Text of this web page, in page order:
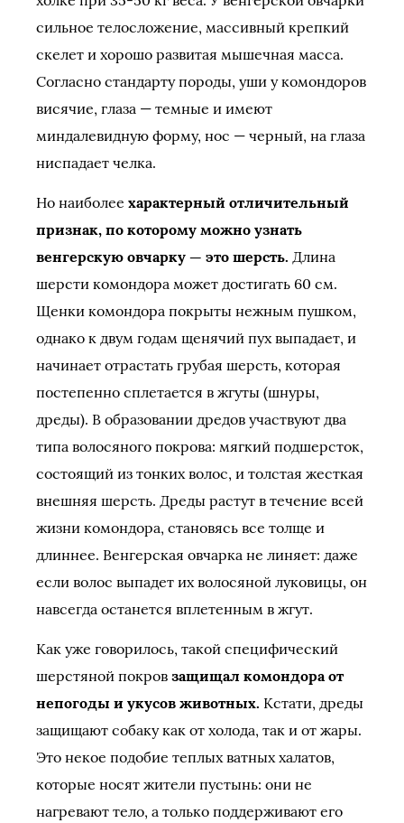
сильное телосложение, массивный крепкий
скелет и хорошо развитая мышечная масса.
Согласно стандарту породы, уши у комондоров
висячие, глаза — темные и имеют
миндалевидную форму, нос — черный, на глаза
ниспадает челка.
Но наиболее характерный отличительный
признак, по которому можно узнать
венгерскую овчарку — это шерсть. Длина
шерсти комондора может достигать 60 см.
Щенки комондора покрыты нежным пушком,
однако к двум годам щенячий пух выпадает, и
начинает отрастать грубая шерсть, которая
постепенно сплетается в жгуты (шнуры,
дреды). В образовании дредов участвуют два
типа волосяного покрова: мягкий подшерсток,
состоящий из тонких волос, и толстая жесткая
внешняя шерсть. Дреды растут в течение всей
жизни комондора, становясь все толще и
длиннее. Венгерская овчарка не линяет: даже
если волос выпадет их волосяной луковицы, он
навсегда останется вплетенным в жгут.
Как уже говорилось, такой специфический
шерстяной покров защищал комондора от
непогоды и укусов животных. Кстати, дреды
защищают собаку как от холода, так и от жары.
Это некое подобие теплых ватных халатов,
которые носят жители пустынь: они не
нагревают тело, а только поддерживают его